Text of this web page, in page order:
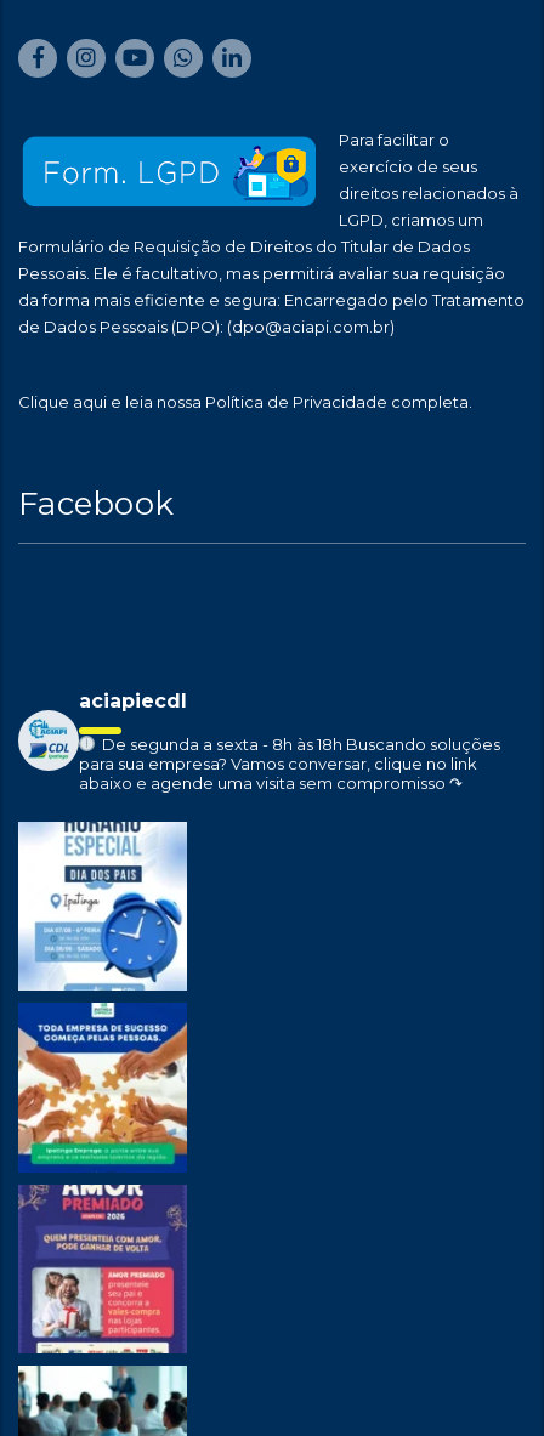
Para facilitar o
exercício de seus
direitos relacionados à
LGPD, criamos um
Formulário de Requisição de Direitos do Titular de Dados
Pessoais. Ele é facultativo, mas permitirá avaliar sua requisição
da forma mais eficiente e segura: Encarregado pelo Tratamento
de Dados Pessoais (DPO): (dpo@aciapi.com.br)
Clique aqui e leia nossa Política de Privacidade completa.
Facebook
aciapiecdl
De segunda a sexta - 8h às 18h Buscando soluções
para sua empresa? Vamos conversar, clique no link
abaixo e agende uma visita sem compromisso ↷